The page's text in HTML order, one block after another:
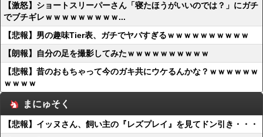
【激怒】ショートスリーパーさん「寝たほうがいいのでは？」にガチ
でブチギレｗｗｗｗｗｗｗｗｗ...
【悲報】男の趣味Tier表、ガチでヤバすぎるｗｗｗｗｗｗｗｗｗｗ
【朗報】自分の足を撮影してみたｗｗｗｗｗｗｗｗｗｗ
【悲報】昔のおもちゃって今のガキ共にウケるんかな？ｗｗｗｗｗｗ
ｗｗｗｗ
まにゅそく
【悲報】イッヌさん、飼い主の『レズプレイ』を見てドン引き・・・